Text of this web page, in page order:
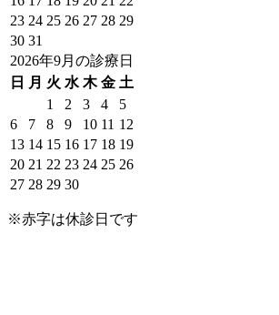
23 24 25 26 27 28 29
30 31
2026年9月の診療日
日
月 火 水 木 金 土
1
2 3 4
5
6
7 8 9 10 11 12
13 14 15 16 17 18 19
20 21 22 23 24 25 26
27 28 29 30
※赤字は休診日です